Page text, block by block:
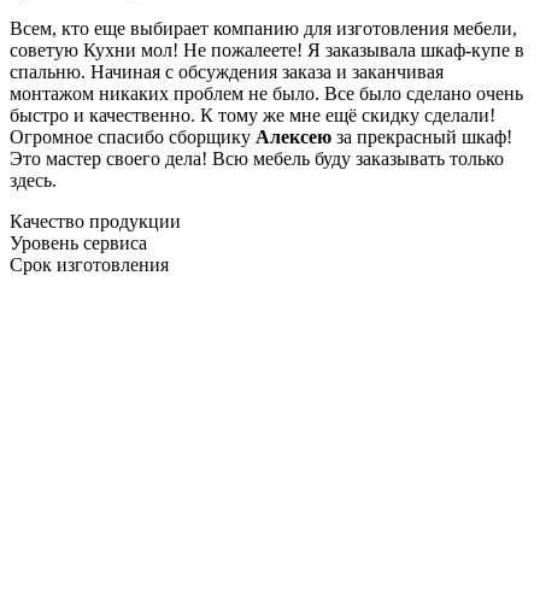
Всем, кто еще выбирает компанию для изготовления мебели,
советую Кухни мол! Не пожалеете! Я заказывала шкаф-купе в
спальню. Начиная с обсуждения заказа и заканчивая
монтажом никаких проблем не было. Все было сделано очень
быстро и качественно. К тому же мне ещё скидку сделали!
Огромное спасибо сборщику Алексею за прекрасный шкаф!
Это мастер своего дела! Всю мебель буду заказывать только
здесь.
Качество продукции
Уровень сервиса
Срок изготовления